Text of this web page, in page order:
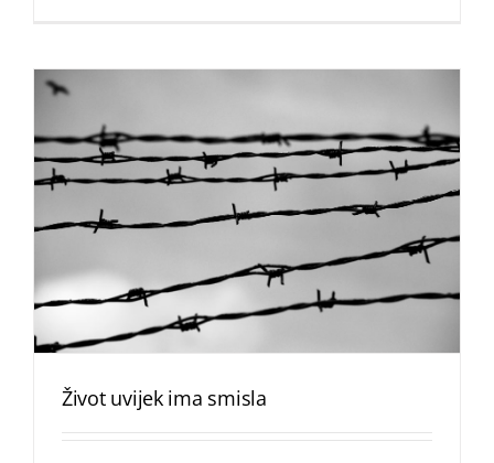
Život uvijek ima smisla